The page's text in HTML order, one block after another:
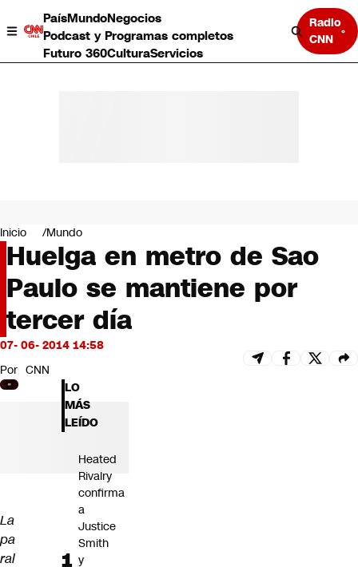
PaísMundoNegocios
Podcast y Programas completos
Futuro 360CulturaServicios
Radio
CNN
Negocios
Deportes
Programas completos
Cultura
Servicios
Bits
CNN tiempo
Futuro 360
Opinión
Inicio Mundo
Huelga en metro de Sao
Paulo se mantiene por
tercer día
07- 06- 2014 14:58
Por CNN
La
pa
ral
LO
MÁS
LEÍDO
Heated
Rivalry
confirma
a
Justice
Smith
y